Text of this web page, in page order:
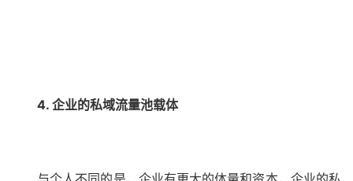
4. 企业的私域流量池载体